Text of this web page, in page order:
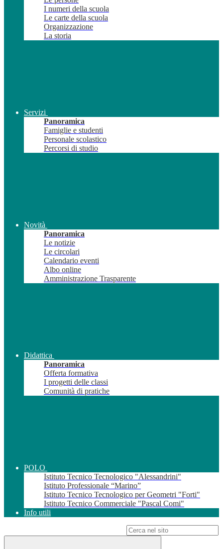
I numeri della scuola
Le carte della scuola
Organizzazione
La storia
Servizi
Panoramica
Famiglie e studenti
Personale scolastico
Percorsi di studio
Novità
Panoramica
Le notizie
Le circolari
Calendario eventi
Albo online
Amministrazione Trasparente
Didattica
Panoramica
Offerta formativa
I progetti delle classi
Comunità di pratiche
POLO
Istituto Tecnico Tecnologico "Alessandrini"
Istituto Professionale “Marino”
Istituto Tecnico Tecnologico per Geometri "Forti"
Istituto Tecnico Commerciale "Pascal Comi"
Info utili